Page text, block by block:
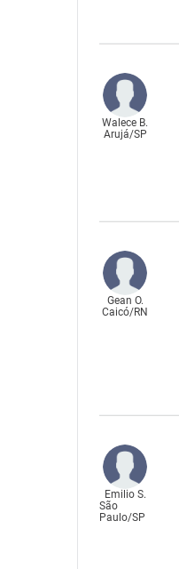
Walece B.
Arujá/SP
Gean O.
Caicó/RN
Emilio S.
São
Paulo/SP